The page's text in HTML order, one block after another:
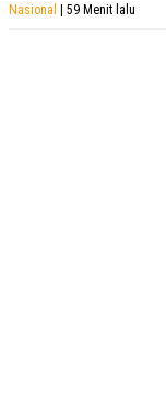
Nasional | 59 Menit lalu